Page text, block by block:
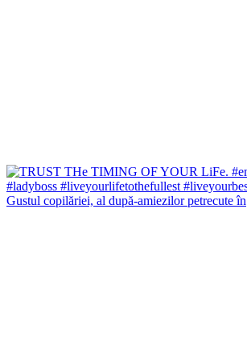
Gustul copilăriei, al după-amiezilor petrecute în